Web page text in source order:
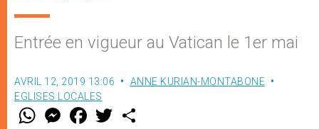
Entrée en vigueur au Vatican le 1er mai
AVRIL 12, 2019 13:06
ANNE KURIAN-MONTABONE
EGLISES LOCALES
W M
e
F
a w